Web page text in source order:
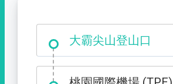
大霸尖山登山口